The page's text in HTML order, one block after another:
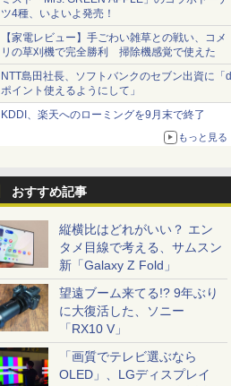
ツ4種、いよいよ発売！
【家電レビュー】手ごわい雑草との戦い、コメ
リの草刈機で完全勝利 掃除機感覚で使えた
NTT島田社長、ソフトバンクのセブン出資に「d
ポイント使えるようにして」
KDDI、楽天へのローミングを9月末で終了
もっと見る
おすすめ記事
縦横比はどれがいい？ エン
タメ目線で考える、サムスン
新「Galaxy Z Fold」
望遠ブーム来てる!? 9年ぶり
に大復活した、ソニー
「RX10 V」
「画質でテレビ選ぶなら
OLED」、LGディスプレイ